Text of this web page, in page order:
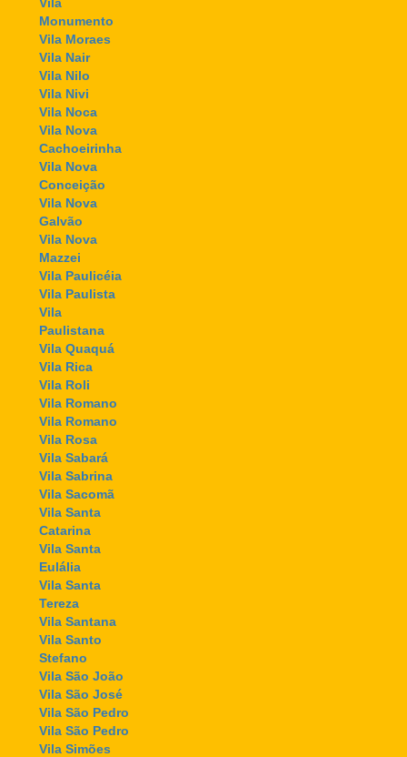
Monumento
Vila Moraes
Vila Nair
Vila Nilo
Vila Nivi
Vila Noca
Vila Nova
Cachoeirinha
Vila Nova
Conceição
Vila Nova
Galvão
Vila Nova
Mazzei
Vila Paulicéia
Vila Paulista
Vila
Paulistana
Vila Quaquá
Vila Rica
Vila Roli
Vila Romano
Vila Romano
Vila Rosa
Vila Sabará
Vila Sabrina
Vila Sacomã
Vila Santa
Catarina
Vila Santa
Eulália
Vila Santa
Tereza
Vila Santana
Vila Santo
Stefano
Vila São João
Vila São José
Vila São Pedro
Vila São Pedro
Vila Simões